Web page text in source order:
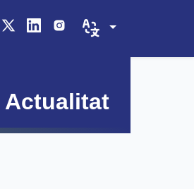
Actualitat